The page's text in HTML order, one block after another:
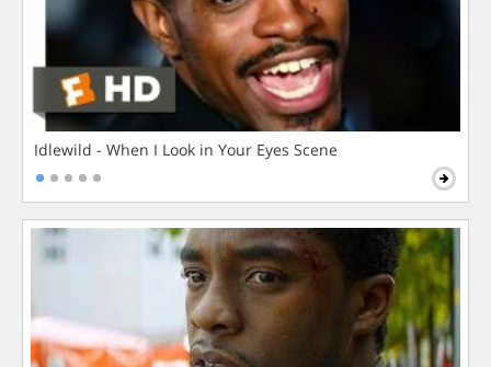
Idlewild - When I Look in Your Eyes Scene